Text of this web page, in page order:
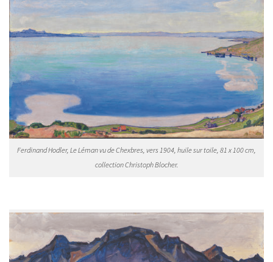
Ferdinand Hodler, Le Léman vu de Chexbres, vers 1904, huile sur toile, 81 x 100 cm,
collection Christoph Blocher.